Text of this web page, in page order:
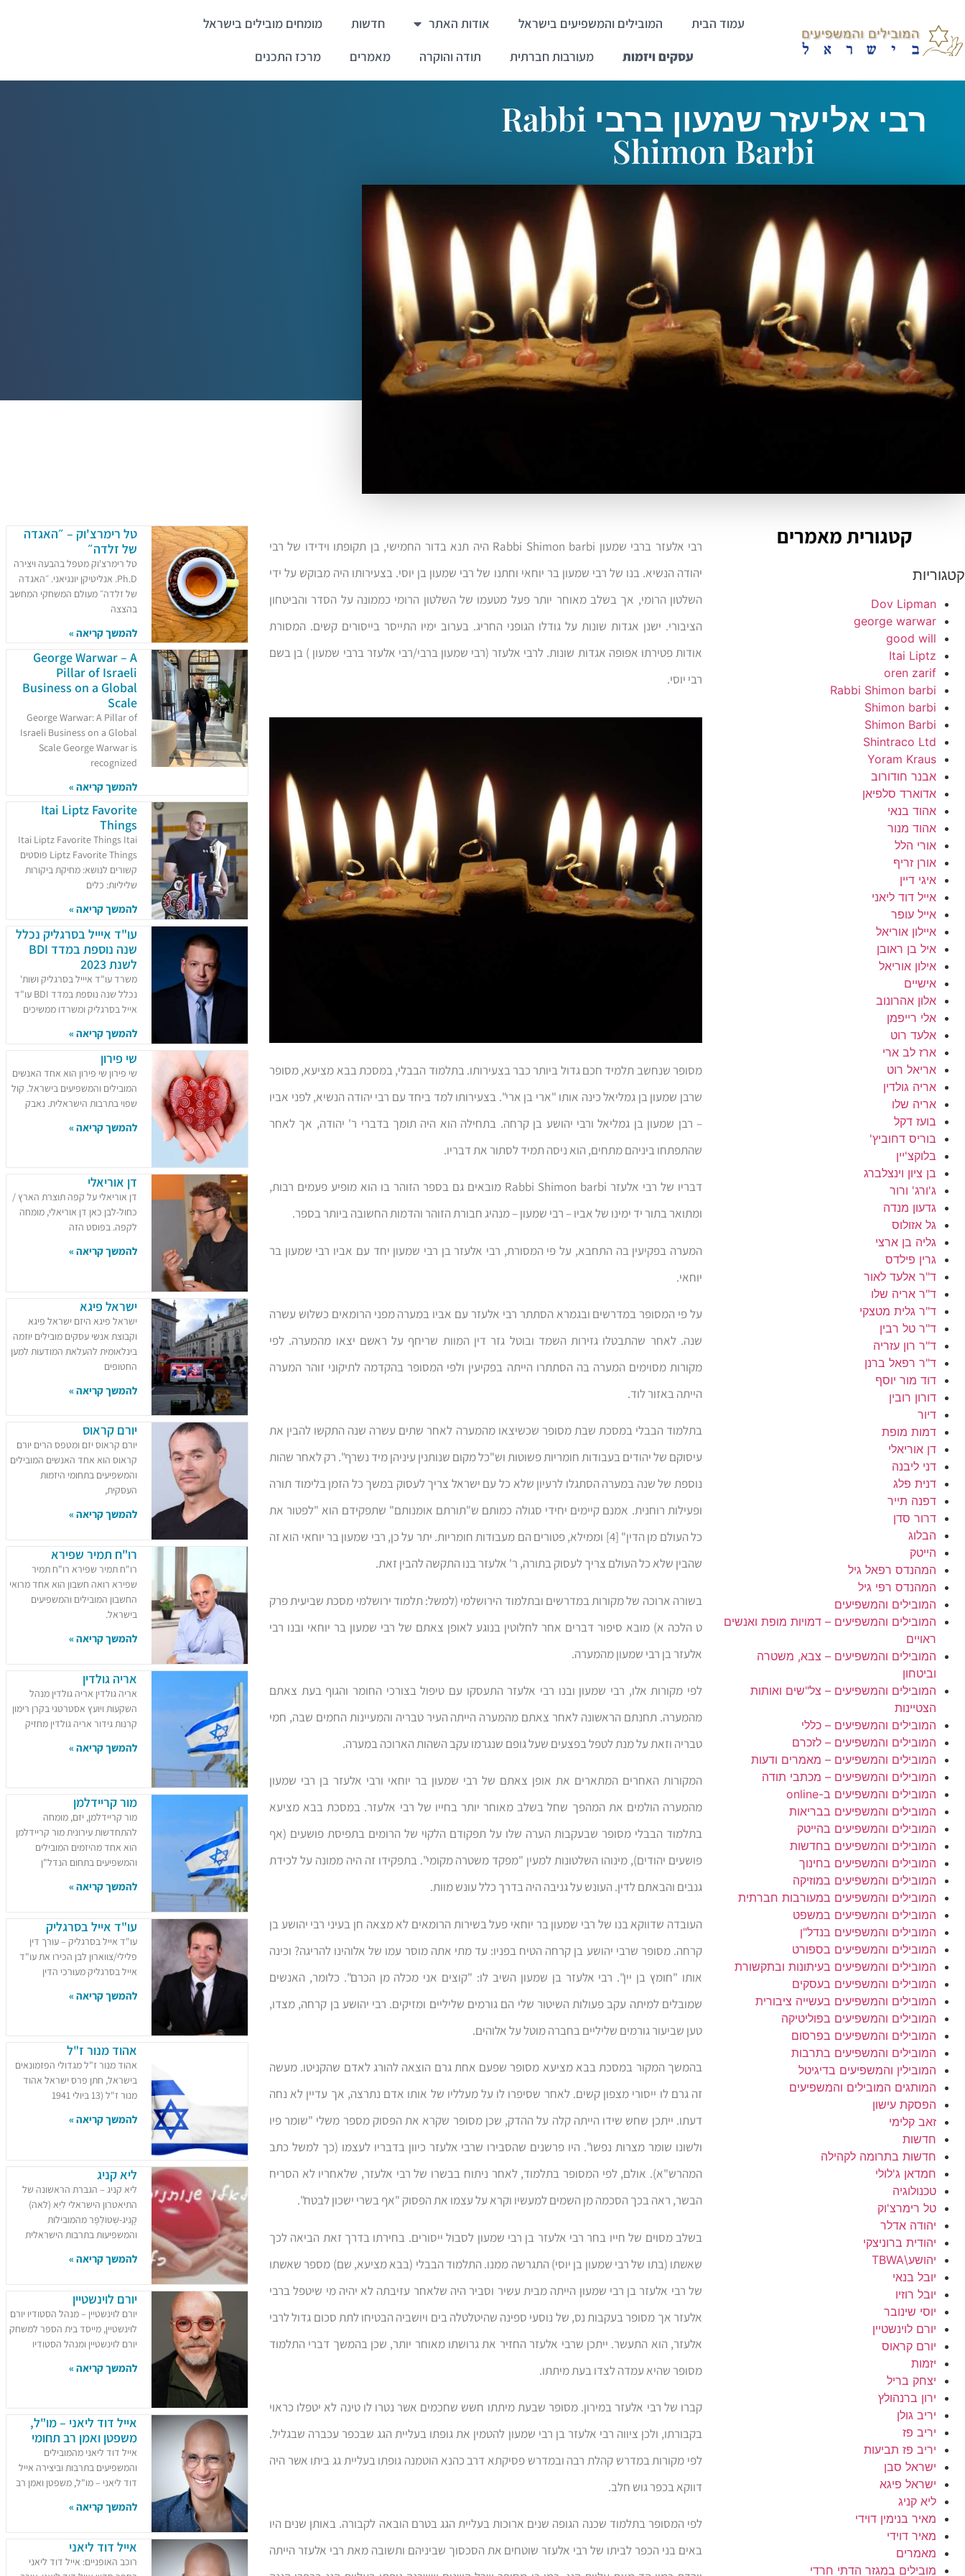
עמוד הבית המובילים והמשפיעים בישראל אודות האתר חדשות
מומחים מובילים בישראל
עסקים ויזמות
מעורבות חברתית תודה והוקרה מאמרים מרכז התכנים
רבי אליעזר שמעון ברבי Rabbi
Shimon Barbi
ראשי>רבי אליעזר שמעון ברבי Rabbi Shimon barbi
קטגורית מאמרים
קטגוריות
Dov Lipman
george warwar
good will
Itai Liptz
oren zarif
Rabbi Shimon barbi
Shimon barbi
Shimon Barbi
Shintraco Ltd
Yoram Kraus
אבנר חודורוב
אדוארד סלפיאן
אהוד בנאי
אהוד מנור
אורי הלל
אורן זריף
איגי דיין
אייל דוד ליאני
אייל עופר
איילון אוריאל
איל בן ראובן
אילון אוריאל
אישיים
אלון אהרונוב
אלי רייפמן
אלעד רוט
ארז לב ארי
אריאל רוט
אריה גולדין
אריה שלו
בועז דקל
בוריס דחוביץ'
בלוקצ'יין
בן ציון וינצלברג
ג'ורג' ורור
גדעון מנדה
גל אזולוס
גליה בן ארצי
גרין פילדס
ד"ר אלעד לאור
ד"ר אריה שלו
ד"ר גלית מטצקי
ד"ר טל רבין
ד"ר רון עזריה
ד"ר רפאל ברנן
דוד מור יוסף
דורון רובין
דיור
דמות מופת
דן אוריאלי
דני ליבנה
דנית פלג
דפנה תייר
דרור סדן
הבלוג
הייטק
המהנדס רפאל גיל
המהנדס רפי גיל
המובילים והמשפיעים
המובילים והמשפיעים – דמויות מופת ואנשים
ראויים
המובילים והמשפיעים – צבא, משטרה
וביטחון
המובילים והמשפיעים – צל"שים ואותות
הצטיינות
המובילים והמשפיעים – כללי
המובילים והמשפיעים – לזכרם
המובילים והמשפיעים – מאמרים ודעות
המובילים והמשפיעים – מכתבי תודה
המובילים והמשפיעים ב-online
המובילים והמשפיעים בבריאות
המובילים והמשפיעים בהייטק
המובילים והמשפיעים בחדשות
המובילים והמשפיעים בחינוך
המובילים והמשפיעים במוזיקה
המובילים והמשפיעים במעורבות חברתית
המובילים והמשפיעים במשפט
המובילים והמשפיעים בנדל"ן
המובילים והמשפיעים בספורט
המובילים והמשפיעים בעיתונות ובתקשורת
המובילים והמשפיעים בעסקים
המובילים והמשפיעים בעשייה ציבורית
המובילים והמשפיעים בפוליטיקה
המובילים והמשפיעים בפרסום
המובילים והמשפיעים בתרבות
המובילין והמשפיעים בדיגיטל
המותגים המובילים והמשפיעים
הפסקת עישון
זאב קלימי
חדשות
חדשות בתרומה לקהילה
חמדאן ג'לולי
טכנולוגיה
טל רימרצ'וק
יהודה אדלר
יהודית ברוניצקי
יהושע\TBWA
יובל בנאי
יובל רוזיו
יוסי שינובר
יורם לוינשטיין
יורם קראוס
יזמות
יצחק בריל
ירון ברנהולץ
יריב גולן
יריב פז
יריב פז תביעות
ישראל סבן
ישראל פיגא
ליא קניג
מאיר בנימין דוידי
מאיר דוידי
מאמרים
מובילים במגזר הדתי חרדי
רבי אלעזר ברבי שמעון Rabbi Shimon barbi היה תנא בדור החמישי, בן תקופתו וידידו של רבי
יהודה הנשיא. בנו של רבי שמעון בר יוחאי וחתנו של רבי שמעון בן יוסי. בצעירותו היה מבוקש על ידי
השלטון הרומי, אך בשלב מאוחר יותר פעל מטעמו של השלטון הרומי כממונה על הסדר והביטחון
הציבורי. ישנן אגדות שונות על גודלו הגופני החריג. בערוב ימיו התייסר בייסורים קשים. המסורת
אודות פטירתו אפופה אגדות שונות. לרבי אלעזר (רבי שמעון ברבי/רבי אלעזר ברבי שמעון ) בן בשם
רבי יוסי.
מסופר שנחשב תלמיד חכם גדול ביותר כבר בצעירותו. בתלמוד הבבלי, במסכת בבא מציעא, מסופר
שרבן שמעון בן גמליאל כינה אותו "ארי בן ארי". בצעירותו למד ביחד עם רבי יהודה הנשיא, לפני אביו
– רבן שמעון בן גמליאל ורבי יהושע בן קרחה. בתחילה הוא היה תומך בדברי ר' יהודה, אך לאחר
שהתפתחו ביניהם מתחים, הוא ניסה תמיד לסתור את דבריו.
דבריו של רבי אלעזר Rabbi Shimon barbi מובאים גם בספר הזוהר בו הוא מופיע פעמים רבות,
ומתואר בתור יד ימינו של אביו – רבי שמעון – מנהיג חבורת הזוהר והדמות החשובה ביותר בספר.
המערה בפקיעין בה התחבא, על פי המסורת, רבי אלעזר בן רבי שמעון יחד עם אביו רבי שמעון בר
יוחאי.
על פי המסופר במדרשים ובגמרא הסתתר רבי אלעזר עם אביו במערה מפני הרומאים כשלוש עשרה
שנה. לאחר שהתבטלו גזירות השמד ובוטל גזר דין המוות שריחף על ראשם יצאו מהמערה. לפי
מקורות מסוימים המערה בה הסתתרו הייתה בפקיעין ולפי המסופר בהקדמה לתיקוני זוהר המערה
הייתה באזור לוד.
בתלמוד הבבלי במסכת שבת מסופר שכשיצאו מהמערה לאחר שתים עשרה שנה התקשו להבין את
עיסוקם של יהודים בעבודות חומריות פשוטות וש"כל מקום שנותנין עיניהן מיד נשרף". רק לאחר שהות
נוספת של שנה במערה הסתגלו לרעיון שלא כל עם ישראל צריך לעסוק במשך כל הזמן בלימוד תורה
ופעילות רוחנית. אמנם קיימים יחידי סגולה כמותם ש"תורתם אומנותם" שתפקידם הוא "לפטור את
כל העולם מן הדין" [4] וממילא, פטורים הם מעבודות חומריות. יתר על כן, רבי שמעון בר יוחאי הוא זה
שהבין שלא כל העולם צריך לעסוק בתורה, ר' אלעזר בנו התקשה להבין זאת.
בשורה ארוכה של מקורות במדרשים ובתלמוד הירושלמי (למשל: תלמוד ירושלמי מסכת שביעית פרק
ט הלכה א) מובא סיפור דברים אחר לחלוטין בנוגע לאופן צאתם של רבי שמעון בר יוחאי ובנו רבי
אלעזר בן רבי שמעון מהמערה.
לפי מקורות אלו, רבי שמעון ובנו רבי אלעזר התעסקו עם טיפול בצורכי החומר והגוף בעת צאתם
מהמערה. תחנתם הראשונה לאחר צאתם מהמערה הייתה העיר טבריה והמעיינות החמים שבה, חמי
טבריה וזאת על מנת לטפל בפצעים שעל גופם שנגרמו עקב השהות הארוכה במערה.
המקורות האחרים המתארים את אופן צאתם של רבי שמעון בר יוחאי ורבי אלעזר בן רבי שמעון
מהמערה הולמים את המהפך שחל בשלב מאוחר יותר בחייו של רבי אלעזר. במסכת בבא מציעא
בתלמוד הבבלי מסופר שבעקבות הערה שלו על תפקודם הלקוי של הרומים בתפיסת פושעים (אף
פושעים יהודים), מינוהו השלטונות למעין "מפקד משטרה מקומי". בתפקידו זה היה ממונה על לכידת
גנבים והבאתם לדין. העונש על גניבה היה בדרך כלל עונש מוות.
העובדה שדווקא בנו של רבי שמעון בר יוחאי פעל בשירות הרומאים לא מצאה חן בעיני רבי יהושע בן
קרחה. מסופר שרבי יהושע בן קרחה הטיח בפניו: עד מתי אתה מוסר עמו של אלוהינו להריגה? וכינה
אותו "חומץ בן יין". רבי אלעזר בן שמעון השיב לו: "קוצים אני מכלה מן הכרם". כלומר, האנשים
שמובלים למיתה עקב פעולות השיטור שלי הם גורמים שליליים ומזיקים. רבי יהושע בן קרחה, מצדו,
טען שביעור גורמים שליליים בחברה מוטל על אלוהים.
בהמשך המקור במסכת בבא מציעא מסופר שפעם אחת גרם הוצאה להורג לאדם שהקניטו. מעשה
זה גרם לו ייסורי מצפון קשים. לאחר שסיפרו לו על מעלליו של אותו אדם נתרצה, אך עדיין לא נחה
דעתו. ייתכן שחש שידו הייתה קלה על ההדק, שכן מסופר שקרא את הפסוק מספר משלי "שומר פיו
ולשונו שומר מצרות נפשו". היו פרשנים שהסבירו שרבי אלעזר כיוון בדבריו לעצמו (כך למשל כתב
המהרש"א). אולם, לפי המסופר בתלמוד, לאחר ניתוח בבשרו של רבי אלעזר, שלאחריו לא הסריח
הבשר, ראה בכך הסכמה מן השמים למעשיו וקרא על עצמו את הפסוק "אף בשרי ישכון לבטח".
בשלב מסוים של חייו בחר רבי אלעזר בן רבי שמעון לסבול ייסורים. בחירתו בדרך זאת הביאה לכך
שאשתו (בתו של רבי שמעון בן יוסי) התגרשה ממנו. התלמוד הבבלי (בבא מציעא, שם) מספר שאשתו
של רבי אלעזר בן רבי שמעון הייתה מבית עשיר וסביר היה שלאחר עזיבתה לא יהיה מי שיטפל ברבי
אלעזר אך מסופר בעקבות נס, של נוסעי ספינה שהיטלטלה בים ויושביה הבטיחו לתת סכום גדול לרבי
אלעזר, הוא התעשר. ייתכן שרבי אלעזר החזיר את גרושתו מאוחר יותר, שכן בהמשך דברי התלמוד
מסופר שהיא עמדה לצדו בעת מיתתו.
קברו של רבי אלעזר במירון. מסופר שבעת מיתתו חשש שחכמים אשר נטרו לו טינה לא יטפלו כראוי
בקבורתו, ולכן ציווה רבי אלעזר בן רבי שמעון להטמין את גופתו בעליית הגג שבכפר עכברה שבגליל.
לפי מקורות במדרש קהלת רבה ובמדרש פסיקתא דרב כהנא הוטמנה גופתו בעליית גג ביתו אשר היה
דווקא בכפר גוש חלב.
לפי המסופר בתלמוד שכנה הגופה שנים ארוכות בעליית הגג בטרם הובאה לקבורה. באותן שנים היו
באים בני הכפר לביתו של רבי אלעזר שוטחים את הסכסוך שביניהם ותשובה מאת רבי אלעזר הייתה
טל רימרצ'וק – ״האגדה
של זלדה״
טל רימרצ'וק מטפל בהבעה ויצירה
Ph.D. אנליטיקן יונגיאני. ״האגדה
של זלדה״ מעולם המשחקי המחשב
בהצצה
להמשך קריאה »
George Warwar – A
Pillar of Israeli
Business on a Global
Scale
George Warwar: A Pillar of
Israeli Business on a Global
Scale George Warwar is
recognized
להמשך קריאה »
Itai Liptz Favorite
Things
Itai Liptz Favorite Things Itai
Liptz Favorite Things פוסטים
קשורים לנושא: מחיקת ביקורות
שליליות: כלים
להמשך קריאה »
עו"ד איייל בסרגליק נכלל
שנה נוספת במדד BDI
לשנת 2023
משרד עו"ד איייל בסרגליק ושות'
נכלל שנה נוספת במדד BDI עו"ד
אייל בסרגליק ומשרדו ממשיכים
להמשך קריאה »
שי פירון
שי פירון שי פירון הוא אחד האנשים
המובילים והמשפיעים בישראל. קול
שפוי בתרבות הישראלית. נאבק
להמשך קריאה »
דן אוריאלי
דן אוריאלי על קפה תוצרת הארץ /
כחול-לבן כאן דן אוריאלי, מומחה
לקפה. בפוסט הזה
להמשך קריאה »
ישראל פיגא
ישראל פיגא היזם ישראל פיגא
וקבוצת אנשי עסקים מובילים יוזמה
בינלאומית להעלאת המודעות למען
החטופים
להמשך קריאה »
יורם קראוס
יורם קראוס יזם ומטפס הרים יורם
קראוס הוא אחד האנשים המובילים
והמשפיעים בתחומי היזמות
העסקית,
להמשך קריאה »
רו"ח תמיר שפירא
רו"ח תמיר שפירא רו"ח תמיר
שפירא רואה חשבון הוא אחד מרואי
החשבון המובילים והמשפיעים
בישראל.
להמשך קריאה »
אריה גולדין
אריה גולדין אריה גולדין מנהל
השקעות ויועץ אסטרטגי בקרן רימון
קרנות גידור אריה גולדין מחזיק
להמשך קריאה »
מור קריידלמן
מור קריידלמן, יזם, מומחה
להתחדשות עירונית מור קריידלמן
הוא אחד מהיזמים המובילים
והמשפיעים בתחום הנדל"ן
להמשך קריאה »
עו"ד אייל בסרגליק
עו"ד אייל בסרגליק – עורך דין
פלילי/צווארון לבן הכירו את עו"ד
אייל בסרגליק מעורכי הדין
להמשך קריאה »
אהוד מנור ז"ל
אהוד מנור ז"ל מגדולי הפזמונאים
בישראל, חתן פרס ישראל אהוד
מנור ז"ל (13 ביולי 1941
להמשך קריאה »
ליא קניג
ליא קניג – הגברת הראשונה של
התיאטרון הישראלי לִיַא (לאה)
קֶנִיג-שְׁטוֹלְפֶּר מהמובילות
והמשפיעות בתרבות הישראלית
להמשך קריאה »
יורם לוינשטיין
יורם לוינשטיין – מנהל הסטודיו יורם
לוינשטיין, מייסד בית הספר למשחק
יורם לוינשטיין ומנהל הסטודיו
להמשך קריאה »
אייל דוד ליאני – מו"ל,
משפטן ואמן רב תחומי
אייל דוד ליאני מהמובילים
והמשפיעים בתרבות וביצירה אייל
דוד ליאני – מו"ל, משפטן ואמן רב
להמשך קריאה »
אייל דוד ליאני
רוכב האופניים: אייל דוד ליאני